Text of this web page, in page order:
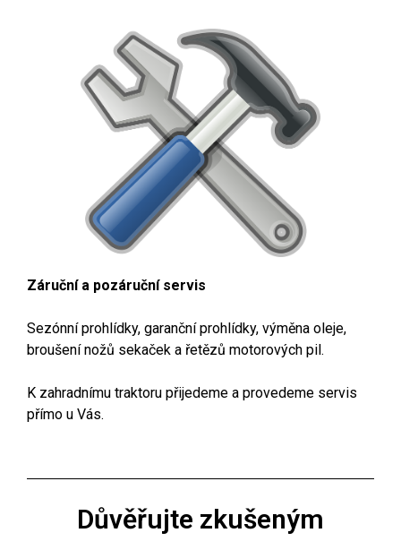
Záručnía pozáruční servis
Sezónní prohlídky, garanční prohlídky, výměna oleje,
broušení nožů sekaček a řetězů motorových pil.
K zahradnímu traktoru přijedeme a provedeme servis
přímo u Vás.
Důvěřujte zkušeným